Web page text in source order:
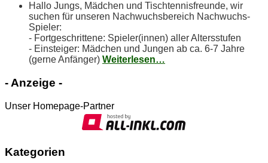
Hallo Jungs, Mädchen und Tischtennisfreunde, wir
suchen für unseren Nachwuchsbereich Nachwuchs-
Spieler:
- Fortgeschrittene: Spieler(innen) aller Altersstufen
- Einsteiger: Mädchen und Jungen ab ca. 6-7 Jahre
(gerne Anfänger) Weiterlesen…
- An­zei­ge -
Unser Homepage-Partner
Ka­te­go­rien